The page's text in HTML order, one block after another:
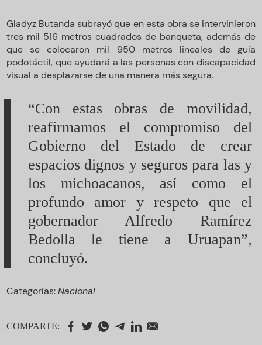
Gladyz Butanda subrayó que en esta obra se intervinieron
tres mil 516 metros cuadrados de banqueta, además de
que se colocaron mil 950 metros lineales de guía
podotáctil, que ayudará a las personas con discapacidad
visual a desplazarse de una manera más segura.
“Con estas obras de movilidad,
reafirmamos el compromiso del
Gobierno del Estado de crear
espacios dignos y seguros para las y
los michoacanos, así como el
profundo amor y respeto que el
gobernador Alfredo Ramírez
Bedolla le tiene a Uruapan”,
concluyó.
Categorías:Nacional
COMPARTE: